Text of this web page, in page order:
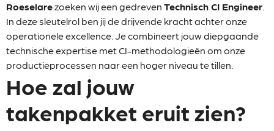
Roeselarezoeken wij een gedreven Technisch CI Engineer.
In deze sleutelrol ben jij de drijvende kracht achter onze
operationele excellence. Je combineert jouw diepgaande
technische expertise met CI-methodologieën om onze
productieprocessen naar een hoger niveau te tillen.
Hoe zal jouw
takenpakket eruit zien?